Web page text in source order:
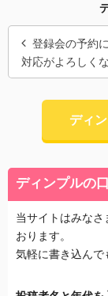
登録会の予約
対応がよろしくな
ディ
ディンプルの
当サイトはみな
おります。
気軽に書き込んで